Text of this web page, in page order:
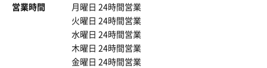
営業時間
月曜日 24時間営業
火曜日 24時間営業
水曜日 24時間営業
木曜日 24時間営業
金曜日 24時間営業